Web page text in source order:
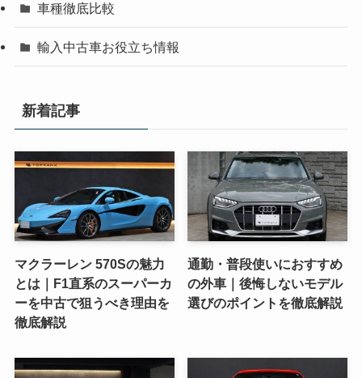
車種徹底比較
輸入中古車お役立ち情報
新着記事
マクラーレン 570Sの魅力
とは｜F1直系のスーパーカ
ーを中古で狙うべき理由を
徹底解説
通勤・普段使いにおすすめ
の外車｜後悔しないモデル
選びのポイントを徹底解説